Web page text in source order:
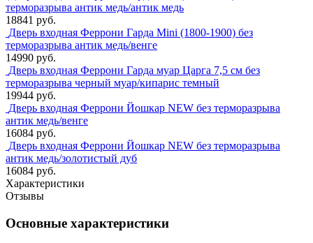
терморазрыва антик медь/антик медь
18841 руб.
Дверь входная Феррони Гарда Mini (1800-1900) без
терморазрыва антик медь/венге
14990 руб.
Дверь входная Феррони Гарда муар Царга 7,5 см без
терморазрыва черный муар/кипарис темный
19944 руб.
Дверь входная Феррони Йошкар NEW без терморазрыва
антик медь/венге
16084 руб.
Дверь входная Феррони Йошкар NEW без терморазрыва
антик медь/золотистый дуб
16084 руб.
Характеристики
Отзывы
Основные характеристики